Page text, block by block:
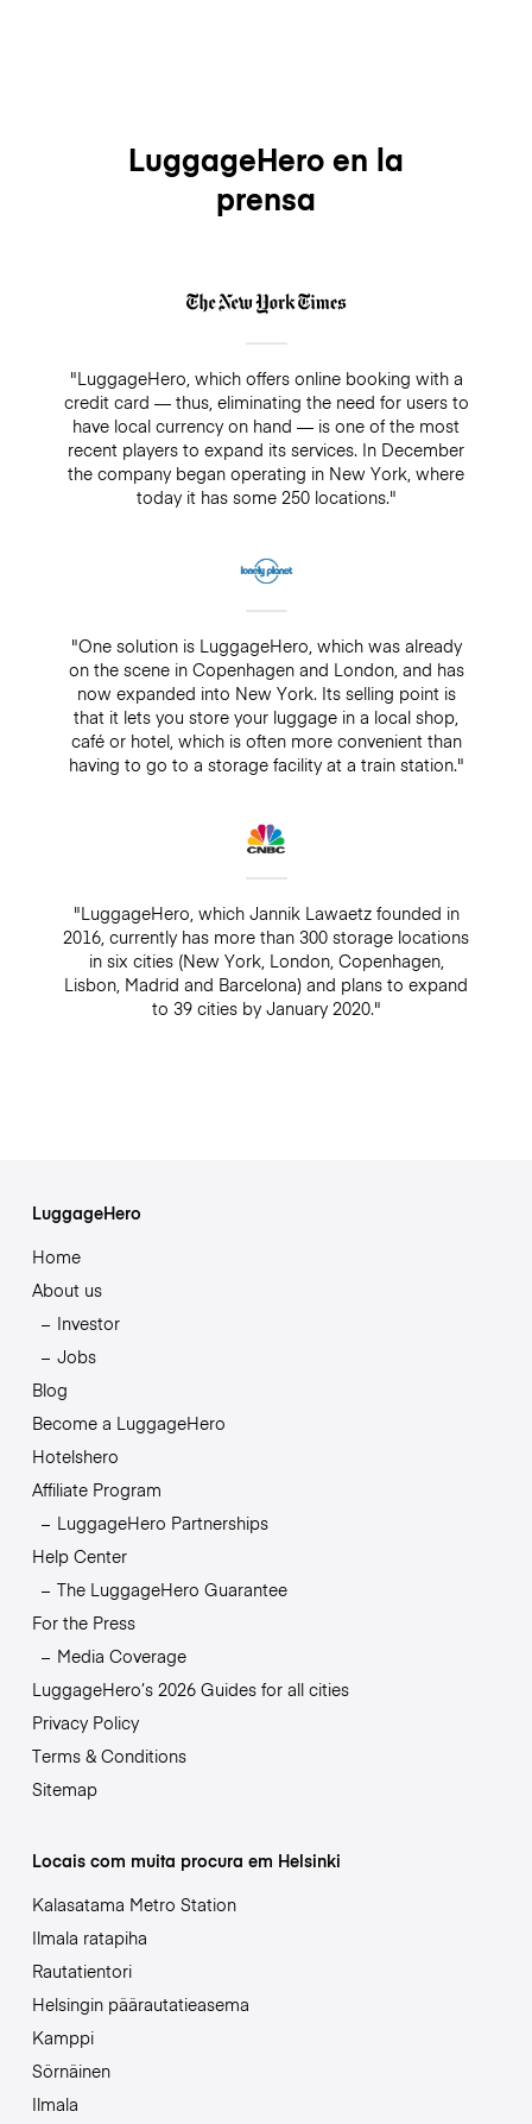
LuggageHero en la
prensa
"LuggageHero, which offers online booking with a
credit card — thus, eliminating the need for users to
have local currency on hand — is one of the most
recent players to expand its services. In December
the company began operating in New York, where
today it has some 250 locations."
"One solution is LuggageHero, which was already
on the scene in Copenhagen and London, and has
now expanded into New York. Its selling point is
that it lets you store your luggage in a local shop,
café or hotel, which is often more convenient than
having to go to a storage facility at a train station."
"LuggageHero, which Jannik Lawaetz founded in
2016, currently has more than 300 storage locations
in six cities (New York, London, Copenhagen,
Lisbon, Madrid and Barcelona) and plans to expand
to 39 cities by January 2020."
LuggageHero
Home
About us
Investor
Jobs
Blog
Become a LuggageHero
Hotelshero
Affiliate Program
LuggageHero Partnerships
Help Center
The LuggageHero Guarantee
For the Press
Media Coverage
LuggageHero’s 2026 Guides for all cities
Privacy Policy
Terms & Conditions
Sitemap
Locais com muita procura em Helsinki
Kalasatama Metro Station
Ilmala ratapiha
Rautatientori
Helsingin päärautatieasema
Kamppi
Sörnäinen
Ilmala